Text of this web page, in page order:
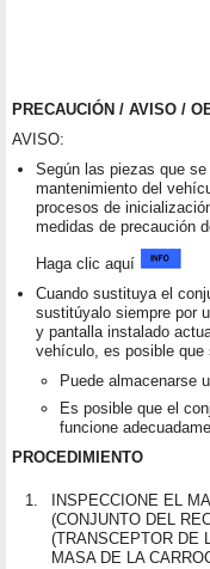
PRECAUCIÓN / AVISO /
AVISO:
Según las piezas que
mantenimiento del
procesos de
medidas de precaución
Haga clic aquí
Cuando sustituya el
sustitúyalo siempre por
y pantalla instalado
vehículo, es posible que
Puede almacenarse
Es posible que el
funcione
PROCEDIMIENTO
1.
INSPECCIONE EL
(CONJUNTO DEL
(TRANSCEPTOR DE
MASA DE LA